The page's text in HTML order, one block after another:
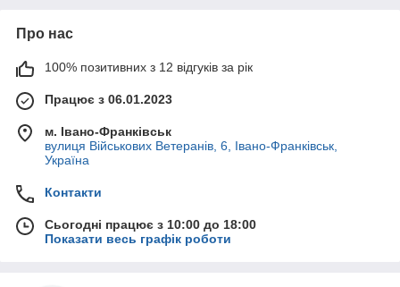
Про нас
100% позитивних з 12 відгуків за рік
Працює з 06.01.2023
м. Івано-Франківськ
вулиця Військових Ветеранів, 6, Івано-Франківськ,
Україна
Контакти
Сьогодні працює з 10:00 до 18:00
Показати весь графік роботи